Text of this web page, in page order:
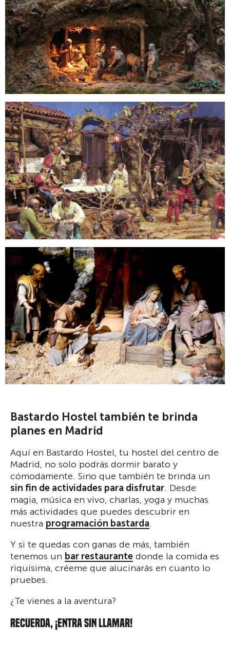
Bastardo Hostel también te brinda
planes en Madrid
Aquí en Bastardo Hostel, tu hostel del centro de
Madrid, no solo podrás dormir barato y
cómodamente. Sino que también te brinda un
sin fin de actividades para disfrutar. Desde
magia, música en vivo, charlas, yoga y muchas
más actividades que puedes descubrir en
nuestra programación bastarda.
Y si te quedas con ganas de más, también
tenemos un bar restaurante donde la comida es
riquísima, créeme que alucinarás en cuanto lo
pruebes.
¿Te vienes a la aventura?
RECUERDA, ¡ENTRA SIN LLAMAR!